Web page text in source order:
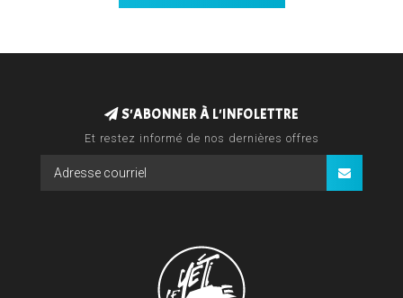
S'ABONNER À L'INFOLETTRE
Et restez informé de nos dernières offres